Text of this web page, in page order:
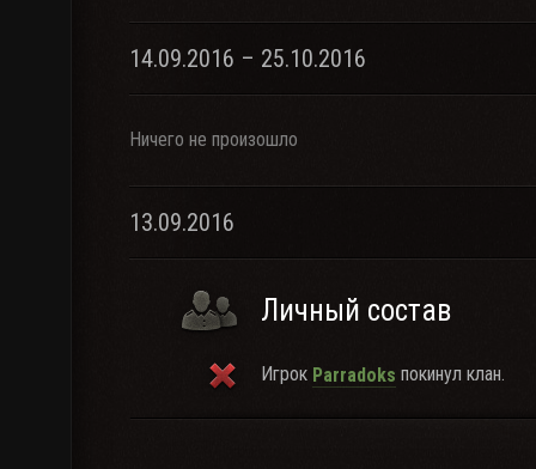
14.09.2016 – 25.10.2016
Ничего не произошло
13.09.2016
Личный состав
Игрок Parradoks покинул клан.